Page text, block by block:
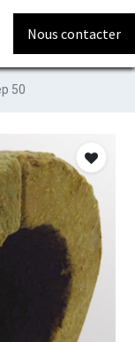
Nous contacter
50